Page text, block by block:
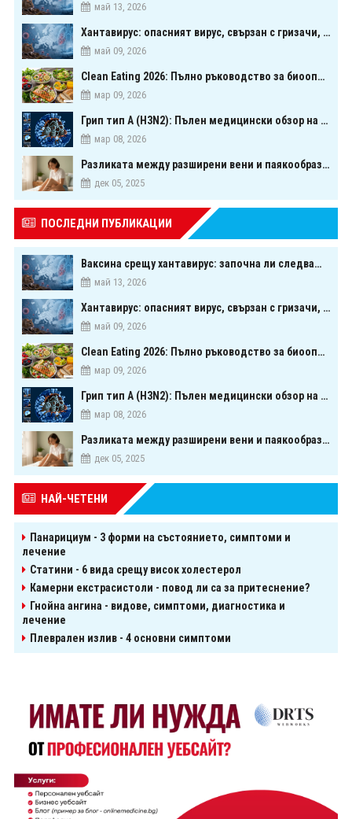
май 13, 2026
Хантавирус: опасният вирус, свързан с гризачи, който предизвика тревога в Европа
май 09, 2026
Clean Eating 2026: Пълно ръководство за биооптимизация чрез хранене
мар 09, 2026
Грип тип A (H3N2): Пълен медицински обзор на сезонния щам през 2026 г.
мар 08, 2026
Разликата между разширени вени и паякообразни вени - и как наистина можете да ги предотвратите
дек 05, 2025
ПОСЛЕДНИ ПУБЛИКАЦИИ
Ваксина срещу хантавирус: започна ли следващата голяма надпревара в медицината?
май 13, 2026
Хантавирус: опасният вирус, свързан с гризачи, който предизвика тревога в Европа
май 09, 2026
Clean Eating 2026: Пълно ръководство за биооптимизация чрез хранене
мар 09, 2026
Грип тип A (H3N2): Пълен медицински обзор на сезонния щам през 2026 г.
мар 08, 2026
Разликата между разширени вени и паякообразни вени - и как наистина можете да ги предотвратите
дек 05, 2025
НАЙ-ЧЕТЕНИ
Панарициум - 3 форми на състоянието, симптоми и
лечение
Статини - 6 вида срещу висок холестерол
Камерни екстрасистоли - повод ли са за притеснение?
Гнойна ангина - видове, симптоми, диагностика и
лечение
Плеврален излив - 4 основни симптоми